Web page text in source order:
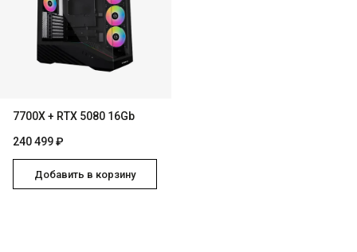
7700X + RTX 5080 16Gb
240 499 ₽
Добавить в корзину